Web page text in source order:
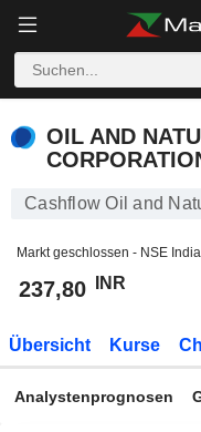
OIL AND
Cashflow Oil and
Markt geschlossen - NSE
237,80 INR
Übersicht Kurse
Analystenprognosen